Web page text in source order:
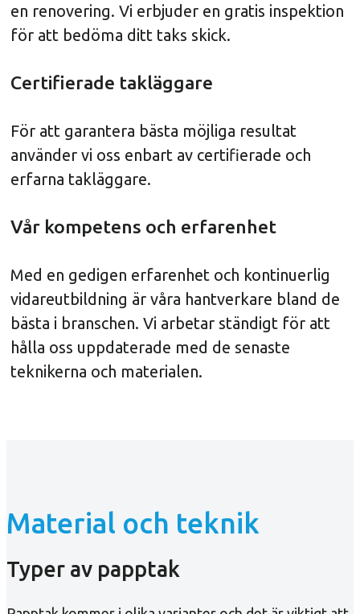
en renovering. Vi erbjuder en gratis inspektion
för att bedöma ditt taks skick.
Certifierade takläggare
För att garantera bästa möjliga resultat
använder vi oss enbart av certifierade och
erfarna takläggare.
Vår kompetens och erfarenhet
Med en gedigen erfarenhet och kontinuerlig
vidareutbildning är våra hantverkare bland de
bästa i branschen. Vi arbetar ständigt för att
hålla oss uppdaterade med de senaste
teknikerna och materialen.
Material och teknik
Typer av papptak